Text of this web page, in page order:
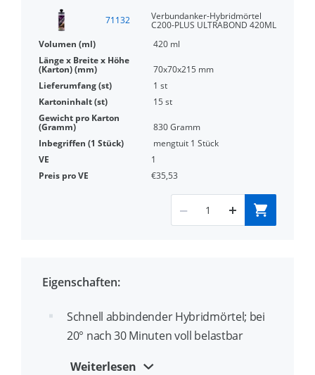
71132 Verbundanker-Hybridmörtel
C200-PLUS ULTRABOND 420ML
420 ml
70x70x215 mm
1 st
15 st
830 Gramm
mengtuit 1 Stück
1
€35,53
Eigenschaften:
Schnell abbindender Hybridmörtel; bei
20° nach 30 Minuten voll belastbar
Der stärkste Mörtel auf dem Markt:
Weiterlesen